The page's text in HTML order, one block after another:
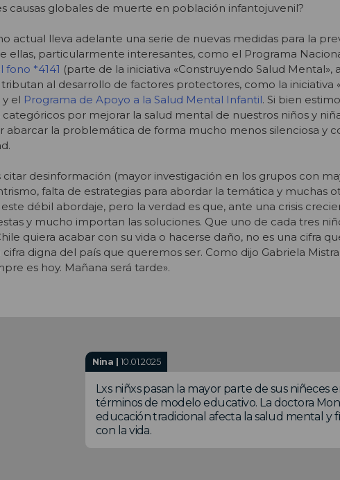
causas globales de muerte en población infantojuvenil?
actual lleva adelante una serie de nuevas medidas para la
ellas, particularmente interesantes, como el Programa
fono *4141 (parte de la iniciativa «Construyendo Salud Mental»,
al desarrollo de factores protectores, como la iniciativa
el Programa de Apoyo a la Salud Mental Infantil. Si bien
categóricos por mejorar la salud mental de nuestros niños y
abarcar la problemática de forma mucho menos silenciosa y
citar desinformación (mayor investigación en los grupos con
falta de estrategias para abordar la temática y muchas
débil abordaje, pero la verdad es que, ante una crisis
y mucho importan las soluciones. Que uno de cada tres
quiera acabar con su vida o hacerse daño, no es una cifra
cifra digna del país que queremos ser. Como dijo Gabriela
es hoy. Mañana será tarde».
Nina | 10.01.2025
Lxs niñxs pasan la mayor parte de sus niñeces
términos de modelo educativo. La doctora
educación tradicional afecta la salud mental y
con la vida.